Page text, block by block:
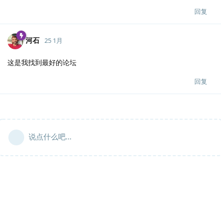
回复
河石 25 1月
这是我找到最好的论坛
回复
说点什么吧...